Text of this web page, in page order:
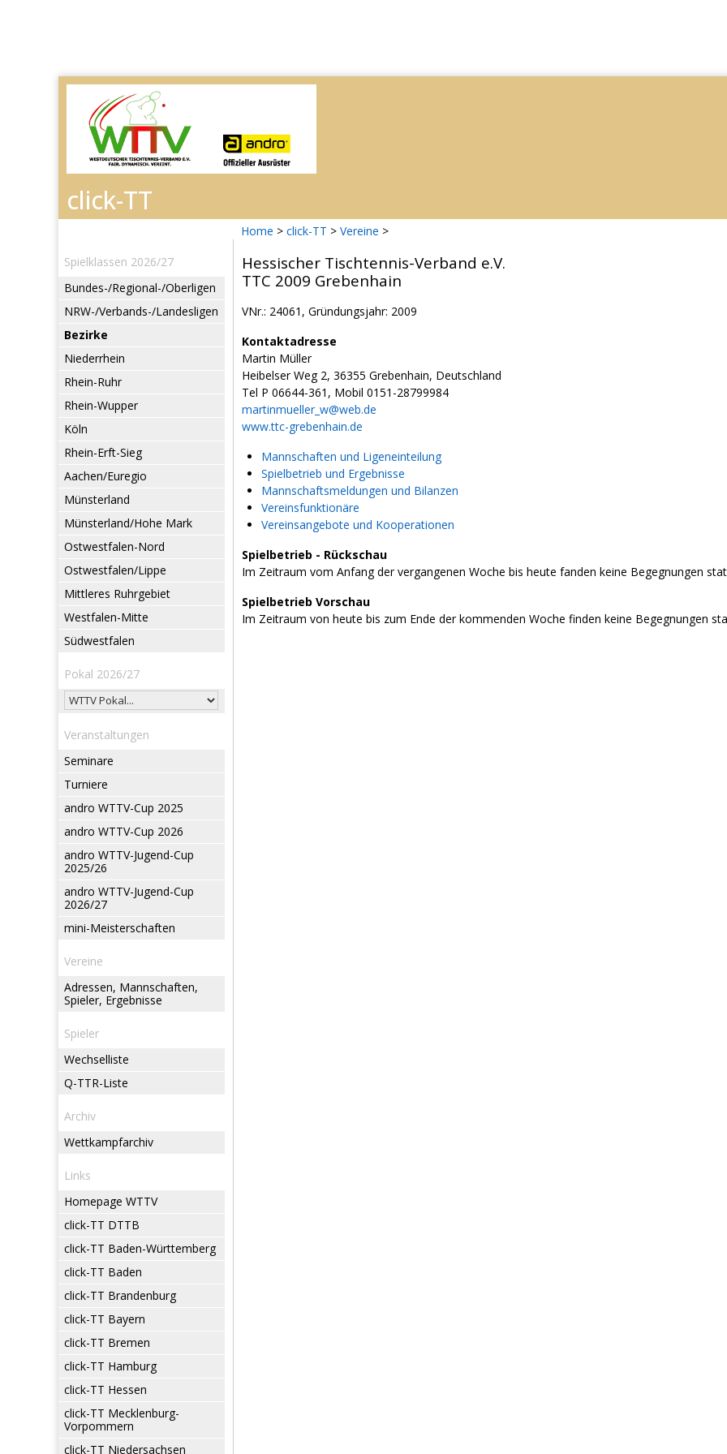
Home > click-TT > Vereine >
Spielklassen 2026/27
Bundes-/Regional-/Oberligen
NRW-/Verbands-/Landesligen
Bezirke
Niederrhein
Rhein-Ruhr
Rhein-Wupper
Köln
Rhein-Erft-Sieg
Aachen/Euregio
Münsterland
Münsterland/Hohe Mark
Ostwestfalen-Nord
Ostwestfalen/Lippe
Mittleres Ruhrgebiet
Westfalen-Mitte
Südwestfalen
Pokal 2026/27
Veranstaltungen
Seminare
Turniere
andro WTTV-Cup 2025
andro WTTV-Cup 2026
andro WTTV-Jugend-Cup
2025/26
andro WTTV-Jugend-Cup
2026/27
mini-Meisterschaften
Vereine
Adressen, Mannschaften,
Spieler, Ergebnisse
Spieler
Wechselliste
Q-TTR-Liste
Archiv
Wettkampfarchiv
Links
Homepage WTTV
click-TT DTTB
click-TT Baden-Württemberg
click-TT Baden
click-TT Brandenburg
click-TT Bayern
click-TT Bremen
click-TT Hamburg
click-TT Hessen
click-TT Mecklenburg-
Vorpommern
click-TT Niedersachsen
Hessischer Tischtennis-Verband e.V.
TTC 2009 Grebenhain
VNr.: 24061, Gründungsjahr: 2009
Kontaktadresse
Martin Müller
Heibelser Weg 2, 36355 Grebenhain, Deutschland
Tel P 06644-361, Mobil 0151-28799984
martinmueller_w@web.de
www.ttc-grebenhain.de
Mannschaften und Ligeneinteilung
Spielbetrieb und Ergebnisse
Mannschaftsmeldungen und Bilanzen
Vereinsfunktionäre
Vereinsangebote und Kooperationen
Spielbetrieb - Rückschau
Im Zeitraum vom Anfang der vergangenen Woche bis heute fanden keine Begegnungen
Spielbetrieb Vorschau
Im Zeitraum von heute bis zum Ende der kommenden Woche finden keine Begegnungen